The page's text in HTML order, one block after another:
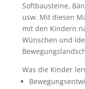
Softbausteine,
usw. Mit diesen
mit den Kindern
Wünschen und
Was die Kinder